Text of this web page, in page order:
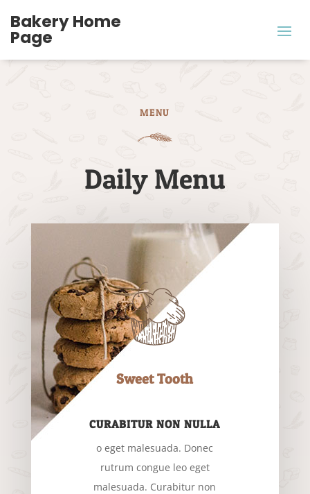
Bakery Home
Page
MENU
Daily Menu
Sweet Tooth
CURABITUR NON NULLA
o eget malesuada. Donec
rutrum congue leo eget
malesuada. Curabitur non